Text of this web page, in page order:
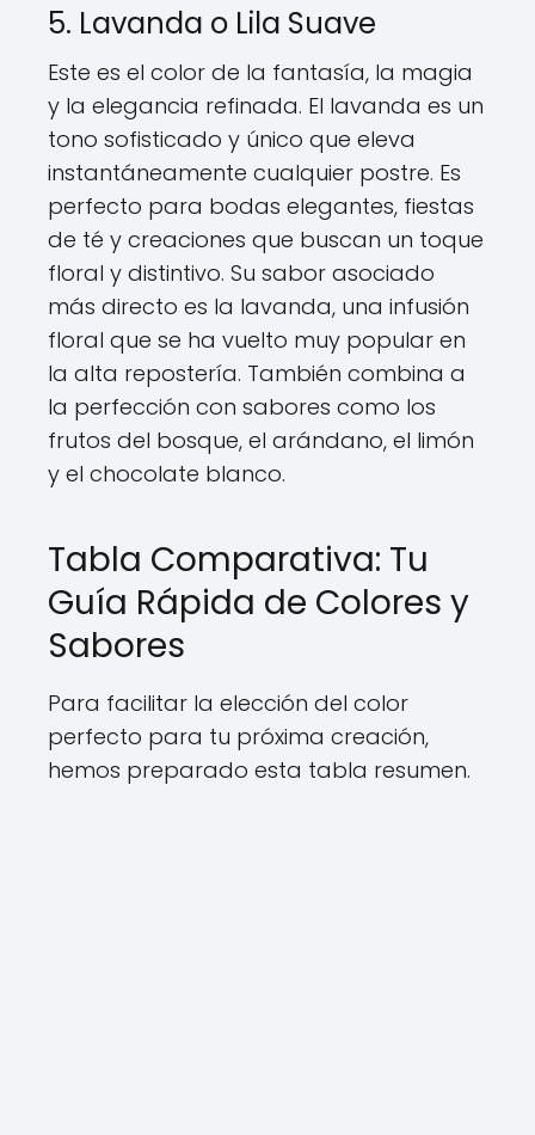
5. Lavanda o Lila Suave
Este es el color de la fantasía, la magia
y la elegancia refinada. El lavanda es un
tono sofisticado y único que eleva
instantáneamente cualquier postre. Es
perfecto para bodas elegantes, fiestas
de té y creaciones que buscan un toque
floral y distintivo. Su sabor asociado
más directo es la lavanda, una infusión
floral que se ha vuelto muy popular en
la alta repostería. También combina a
la perfección con sabores como los
frutos del bosque, el arándano, el limón
y el chocolate blanco.
Tabla Comparativa: Tu
Guía Rápida de Colores y
Sabores
Para facilitar la elección del color
perfecto para tu próxima creación,
hemos preparado esta tabla resumen.